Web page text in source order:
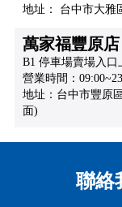
地址： 台中市大雅
萬家福豐原店
B1 停車場賣場入口
營業時間：
地址：台中市豐原
面)
聯絡